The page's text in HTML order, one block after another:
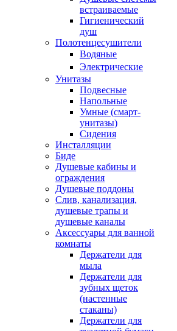
встраиваемые
Гигиенический
душ
Полотенцесушители
ㅤВодяные
ㅤЭлектрические
Унитазы
Подвесные
Напольные
Умные (смарт-
унитазы)
Сидения
Инсталляции
Биде
Душевые кабины и
ограждения
Душевые поддоны
Слив, канализация,
душевые трапы и
душевые каналы
Аксессуары для ванной
комнаты
Держатели для
мыла
Держатели для
зубных щеток
(настенные
стаканы)
Держатели для